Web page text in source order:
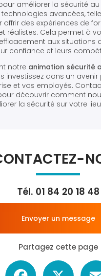
améliorer la sécurité au
avancées,
offrir des expériences de
réalistes. Cela permet à
aux situations
confiance et leurs
notre animation sécurité
investissez dans un
et vos employés.
découvrir comment
la sécurité sur votre
Tél. 01 84 20 18 48
Envoyer un message
Partagez cette page
Facebook